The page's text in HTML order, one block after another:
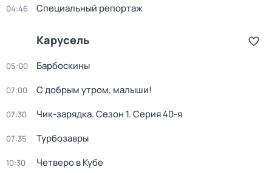
04:46 Специальный репортаж
Карусель
05:00 Барбоскины
07:00 С добрым утром, малыши!
07:30 Чик-зарядка. Сезон 1. Серия 40-я
07:35 Турбозавры
10:30 Четверо в Кубе